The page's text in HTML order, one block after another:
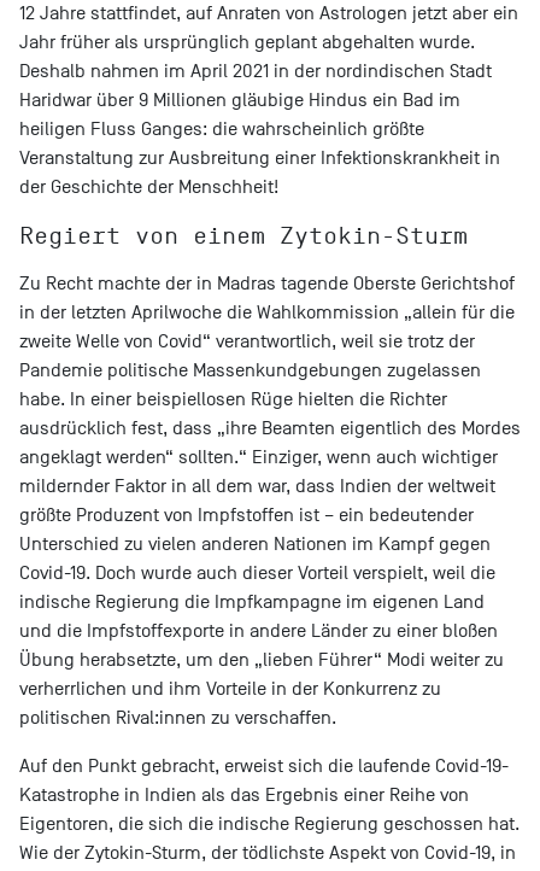
12 Jahre stattfindet, auf Anraten von Astrologen jetzt aber ein
Jahr früher als ursprünglich geplant abgehalten wurde.
Deshalb nahmen im April 2021 in der nordindischen Stadt
Haridwar über 9 Millionen gläubige Hindus ein Bad im
heiligen Fluss Ganges: die wahrscheinlich größte
Veranstaltung zur Ausbreitung einer Infektionskrankheit in
der Geschichte der Menschheit!
Regiert von einem Zytokin-Sturm
Zu Recht machte der in Madras tagende Oberste Gerichtshof
in der letzten Aprilwoche die Wahlkommission „allein für die
zweite Welle von Covid“ verantwortlich, weil sie trotz der
Pandemie politische Massenkundgebungen zugelassen
habe. In einer beispiellosen Rüge hielten die Richter
ausdrücklich fest, dass „ihre Beamten eigentlich des Mordes
angeklagt werden“ sollten.“ Einziger, wenn auch wichtiger
mildernder Faktor in all dem war, dass Indien der weltweit
größte Produzent von Impfstoffen ist – ein bedeutender
Unterschied zu vielen anderen Nationen im Kampf gegen
Covid-19. Doch wurde auch dieser Vorteil verspielt, weil die
indische Regierung die Impfkampagne im eigenen Land
und die Impfstoffexporte in andere Länder zu einer bloßen
Übung herabsetzte, um den „lieben Führer“ Modi weiter zu
verherrlichen und ihm Vorteile in der Konkurrenz zu
politischen Rival:innen zu verschaffen.
Auf den Punkt gebracht, erweist sich die laufende Covid-19-
Katastrophe in Indien als das Ergebnis einer Reihe von
Eigentoren, die sich die indische Regierung geschossen hat.
Wie der Zytokin-Sturm, der tödlichste Aspekt von Covid-19, in